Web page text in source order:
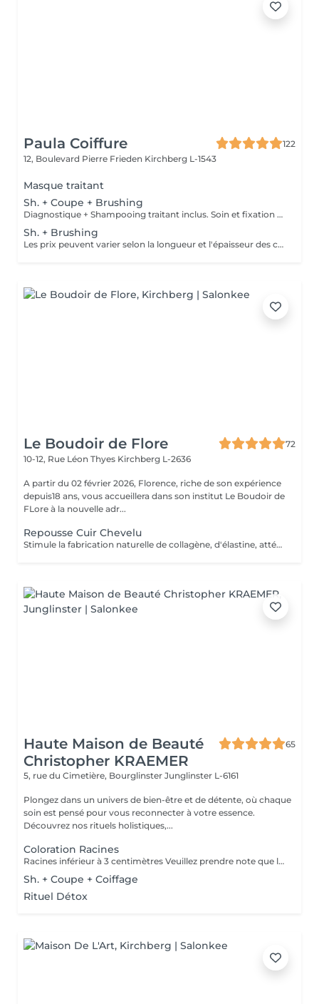
Paula Coiffure
122
12, Boulevard Pierre Frieden Kirchberg L-1543
Masque traitant
Sh. + Coupe + Brushing
Diagnostique + Shampooing traitant inclus. Soin et fixation en supplément. Les prix peuvent varier selon la longueur et l'épaisseur des cheveux.
Sh. + Brushing
Les prix peuvent varier selon la longueur et l'épaisseur des cheveux.
Le Boudoir de Flore
72
10-12, Rue Léon Thyes Kirchberg L-2636
A partir du 02 février 2026, Florence, riche de son expérience
depuis18 ans, vous accueillera dans son institut Le Boudoir de
FLore à la nouvelle adr...
Repousse Cuir Chevelu
Stimule la fabrication naturelle de collagène, d'élastine, atténue ainsi les cicatrices, rides, traite les problèmes d'acné et stimule la repousse des cheveux
Haute Maison de Beauté
Christopher KRAEMER
65
5, rue du Cimetière, Bourglinster Junglinster L-6161
Plongez dans un univers de bien-être et de détente, où chaque
soin est pensé pour vous reconnecter à votre essence.
Découvrez nos rituels holistiques,...
Coloration Racines
Racines inférieur à 3 centimètres Veuillez prendre note que les prix indiqués sur Salonkee sont communiqués à titre informatif et s'entendent de base. Ces derniers sont susceptibles de varier selon le diagnostic réalisé à votre arrivée au salon et l'expertise du professionnel à qui vous confiez votre beauté. Dans tous les cas, un devis précis vous sera proposé et toutes réalisations de prestations seront effectuées avec votre accord. Un grand merci d'avance pour votre compréhension. Au plaisir de vous recevoir très vite.
Sh. + Coupe + Coiffage
Rituel Détox